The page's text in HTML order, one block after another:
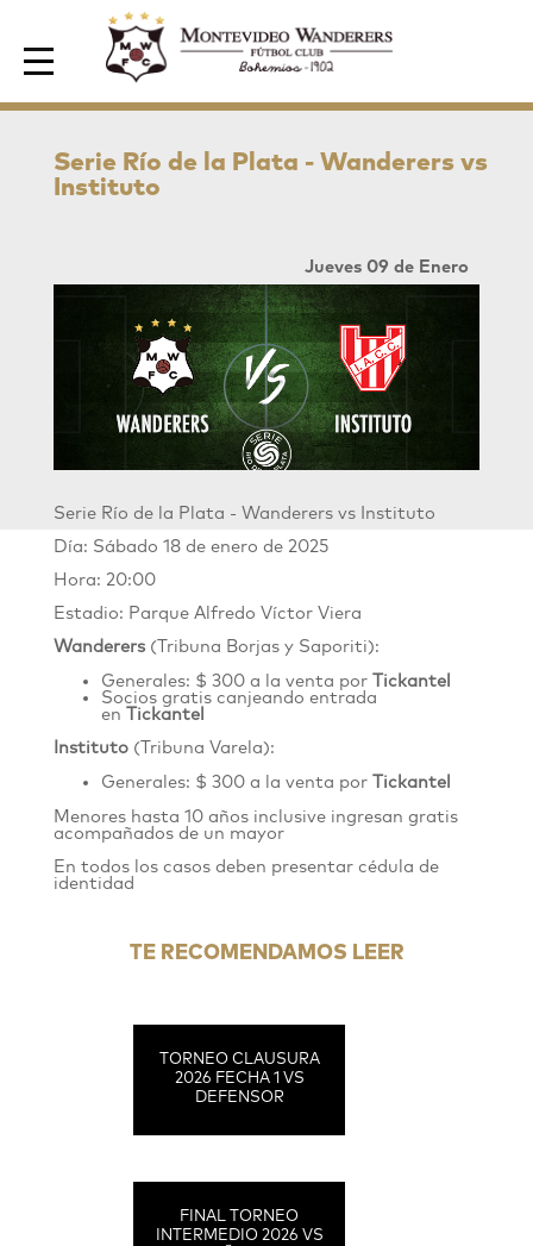
Area de Socios
Serie Río de la Plata - Wanderers vs
Instituto
Jueves 09 de Enero
Serie Río de la Plata - Wanderers vs Instituto
Día: Sábado 18 de enero de 2025
Hora: 20:00
Estadio: Parque Alfredo Víctor Viera
Wanderers(Tribuna Borjas y Saporiti):
Generales: $ 300 a la venta por Tickantel
Socios gratis canjeando entrada
en Tickantel
Instituto(Tribuna Varela):
Generales: $ 300 a la venta por
Tickantel
Menores hasta 10 años inclusive ingresan gratis
acompañados de un mayor
En todos los casos deben presentar cédula de
identidad
TE RECOMENDAMOS LEER
TORNEO CLAUSURA
2026 FECHA 1 VS
DEFENSOR
FINAL TORNEO
INTERMEDIO 2026 VS